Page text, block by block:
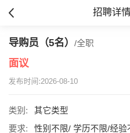
招聘详
导购员（5名） /全职
面议
发布时间:2026-08-10
类别:
其它类型
要求:
性别不限/ 学历不限/经验